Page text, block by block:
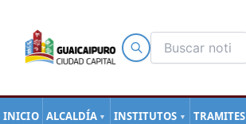
INICIO ALCALDÍA ▼ INSTITUTOS ▼ TRAMITES
contenido